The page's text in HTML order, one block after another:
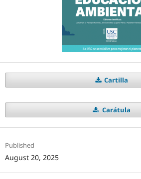
Cartilla
Carátula
Published
August 20, 2025